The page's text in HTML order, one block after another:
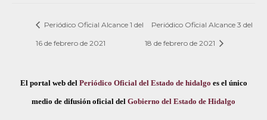
Periódico Oficial Alcance 1 del
16 de febrero de 2021
Periódico Oficial Alcance 3 del
18 de febrero de 2021
El portal web del Periódico Oficial del Estado de hidalgo es el único
medio de difusión oficial del Gobierno del Estado de Hidalgo